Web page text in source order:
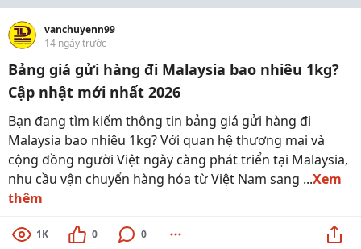
vanchuyenn99
14 ngày trước
Bảng giá gửi hàng đi Malaysia bao nhiêu 1kg?
Cập nhật mới nhất 2026
Bạn đang tìm kiếm thông tin bảng giá gửi hàng đi
Malaysia bao nhiêu 1kg? Với quan hệ thương mại và
cộng đồng người Việt ngày càng phát triển tại Malaysia,
nhu cầu vận chuyển hàng hóa từ Việt Nam sang ...Xem
thêm
1K 0 0